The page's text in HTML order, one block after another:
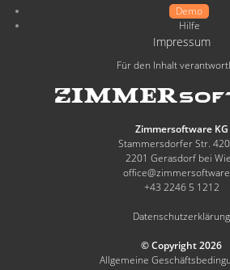
Demo
Hilfe
Impressum
Für den Inhalt
Zimmersoftware KG
Stammersdorfer Str.
2201 Gerasdorf bei
+43 2246 5 1212
Datenschutzerklärung
© Copyright 2026
Allgemeine